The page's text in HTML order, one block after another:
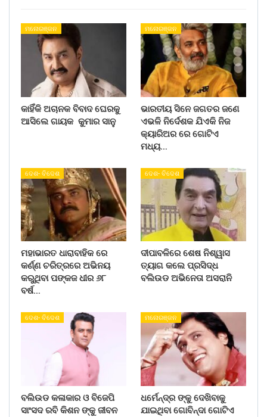
ମନୋରଞ୍ଜନ
କାହିଁକି ଅଚାନକ ବିବାଦ ଘେରକୁ
ଆସିଲେ ଗାୟକ କୁମାର ସାନୁ
ମନୋରଞ୍ଜନ
ଭାରତୀୟ ସିନେ ଜଗତର ଜଣେ
ଏଭଳି ନିର୍ଦେଶକ ଯିଏକି ନିଜ
କ୍ୟାରିଅର ରେ ଗୋଟିଏ
ମଧ୍ୟ…
ଦେଶ- ବିଦେଶ
ମହାଭାରତ ଧାରାବାହିକ ରେ
କର୍ଣ୍ଣ ଚରିତ୍ରରେ ଅଭିନୟ
କରୁଥିବା ପଙ୍କଜ ଧୀର ୬୮
ବର୍ଷ…
ଦେଶ- ବିଦେଶ
ଦୀପାବଳିରେ ଶେଷ ନିଶ୍ୱାସ
ତ୍ୟାଗ କଲେ ପ୍ରସିଦ୍ଧ
ବଲିଉଡ ଅଭିନେତା ଅସରାନି
ଦେଶ- ବିଦେଶ
ବଲିଉଡ କଳାକାର ଓ ବିଜେପି
ସାଂସଦ ରବି କିଶନ ଙ୍କୁ ଜୀବନ
ମନୋରଞ୍ଜନ
ଧର୍ମେନ୍ଦ୍ର ଙ୍କୁ ଦେଖିବାକୁ
ଯାଇଥିବା ଗୋବିନ୍ଦା ଗୋଟିଏ